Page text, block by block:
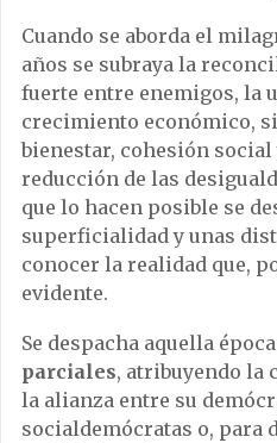
Cuando se aborda el
años se subraya la
fuerte entre enemigos, la
crecimiento económico,
bienestar, cohesión
reducción de las
que lo hacen posible se
superficialidad y unas
conocer la realidad que,
evidente.
Se despacha aquella época
parciales, atribuyendo la
la alianza entre su
socialdemócratas o, para